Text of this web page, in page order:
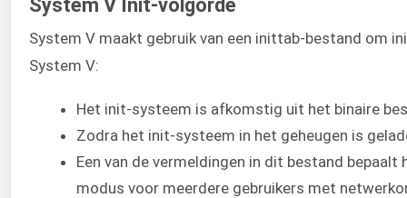
System V Init-volgorde
System V maakt gebruik van een inittab-bestand
System V:
Het init-systeem is afkomstig uit het binaire
Zodra het init-systeem in het geheugen is
Een van de vermeldingen in dit bestand
modus voor meerdere gebruikers met